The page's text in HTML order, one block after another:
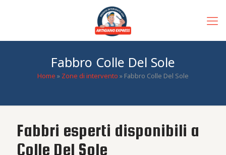
Fabbro Colle Del Sole
Home » Zone di intervento » Fabbro Colle Del Sole
Fabbri esperti disponibili a
Colle Del Sole